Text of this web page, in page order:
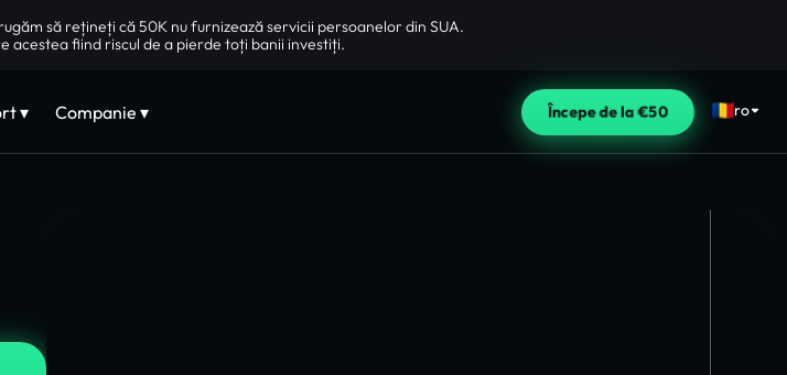
să rețineți că 50K nu furnizează servicii persoanelor din SUA.
acestea fiind riscul de a pierde toți banii investiți.
▾ Companie ▾ Începe de la €50 ro